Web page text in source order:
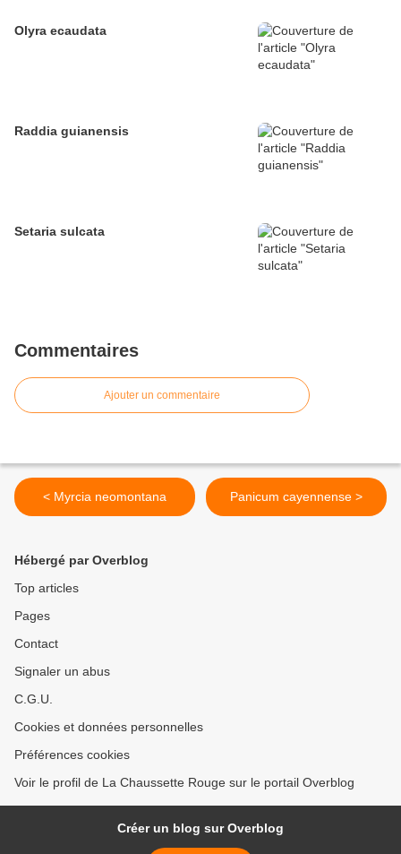
Olyra ecaudata
Raddia guianensis
Setaria sulcata
Commentaires
Ajouter un commentaire
< Myrcia neomontana Panicum cayennense >
Hébergé par Overblog
Top articles
Pages
Contact
Signaler un abus
C.G.U.
Cookies et données personnelles
Préférences cookies
Voir le profil de La Chaussette Rouge sur le portail Overblog
Créer un blog sur Overblog